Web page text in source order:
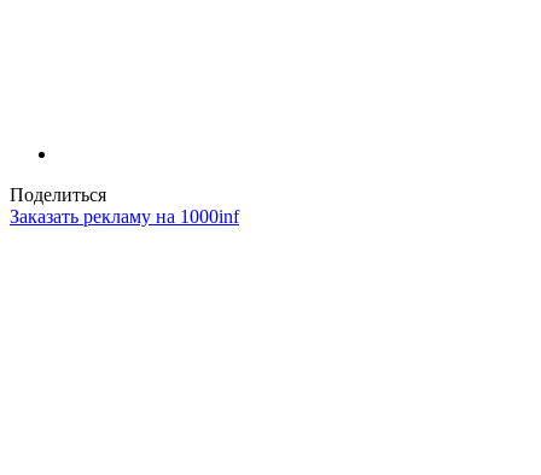
Поделиться
Заказать рекламу на 1000inf